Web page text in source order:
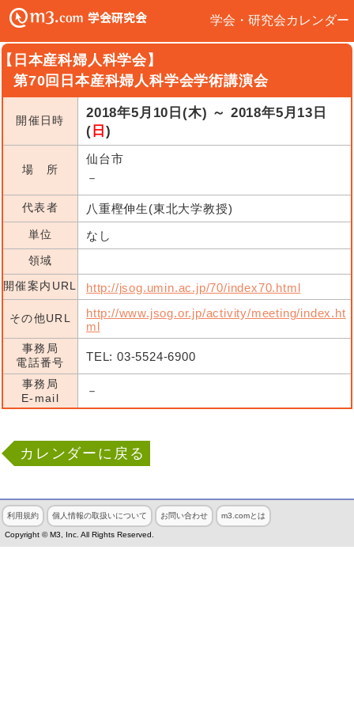
学会・研究会カレンダー
日本産科婦人科学会】
第70回日本産科婦人科学会学術講演会
開催日時
2018年5月10日(木) ～ 2018年5月13日
( 日 )
場 所
仙台市
－
代表者 八重樫伸生(東北大学教授)
単位 なし
領域
開催案内URL
http://jsog.umin.ac.jp/70/index70.html
その他URL
http://www.jsog.or.jp/activity/meeting/index.ht
ml
事務局
電話番号
TEL: 03-5524-6900
事務局
E-mail
－
カレンダーに戻る
利用規約 個人情報の取扱いについて お問い合わせ m3.comとは
Copyright © M3, Inc. All Rights Reserved.